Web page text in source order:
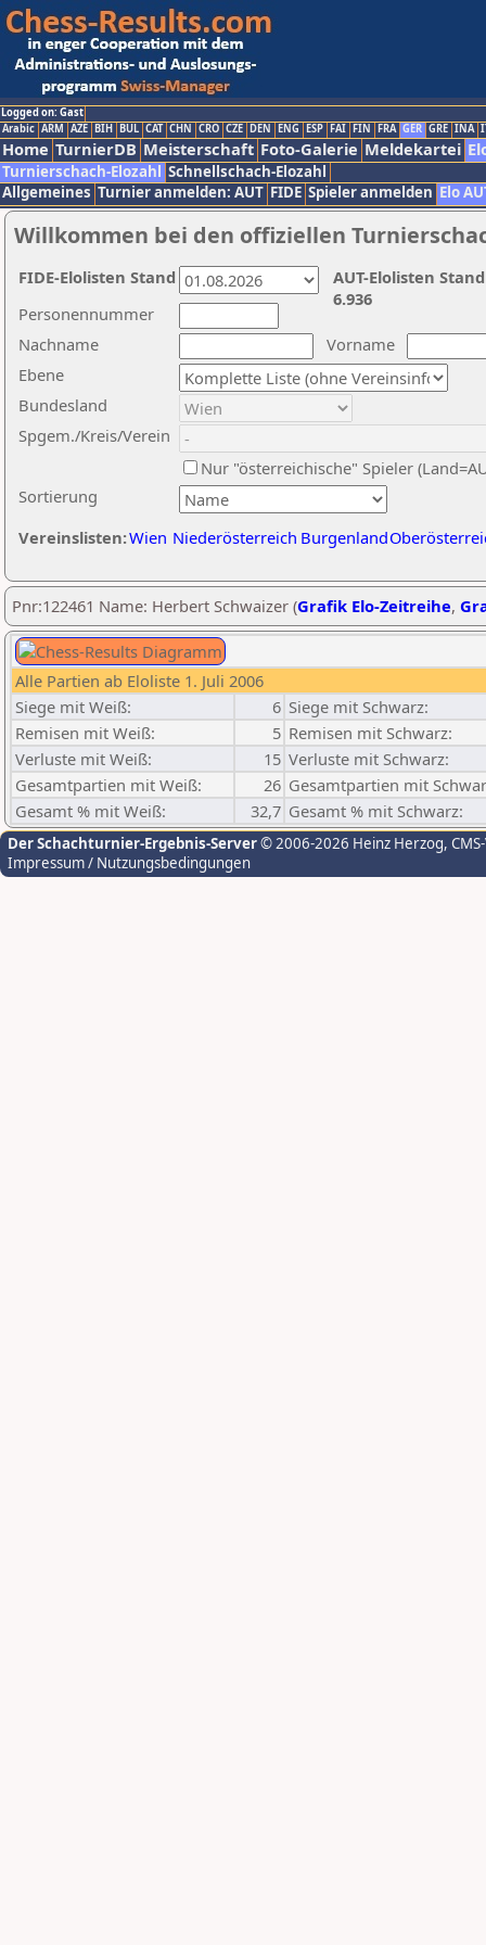
Logged on: Gast
Arabic ARM AZE BIH BUL CAT CHN CRO CZE DEN ENG ESP FAI FIN FRA GER GRE INA
Home TurnierDB Meisterschaft Foto-Galerie Meldekartei
Turnierschach-Elozahl Schnellschach-Elozahl
Allgemeines Turnier anmelden: AUT FIDE Spieler anmelden Elo
Willkommen bei den offiziellen
Nachname
Vorname
Ebene
Sortierung
Personennummer
Bundesland
Spgem./Kreis/Verein
Nur "österreichische" Spieler
Vereinslisten:Wien Niederösterreich Burgenland
AUT-Elolisten
6.936
FIDE-Elolisten Stand
Pnr:122461 Name: Herbert Schwaizer (Grafik Elo-Zeitreihe,
Alle Partien ab Eloliste 1. Juli 2006
Siege mit Weiß:
6 Siege mit Schwarz:
Remisen mit Weiß:
5 Remisen mit Schwarz:
Verluste mit Weiß:
15 Verluste mit Schwarz:
Gesamtpartien mit Weiß:
26 Gesamtpartien mit
Gesamt % mit Weiß:
32,7 Gesamt % mit Schwarz:
Der Schachturnier-Ergebnis-Server© 2006-2026 Heinz Herzog,
Impressum / Nutzungsbedingungen